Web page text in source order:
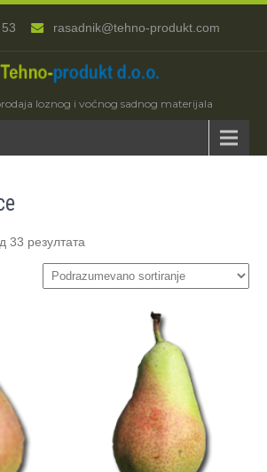
rasadnik@tehno-produkt.com
loznog i voćnog sadnog materijala
33 резултата